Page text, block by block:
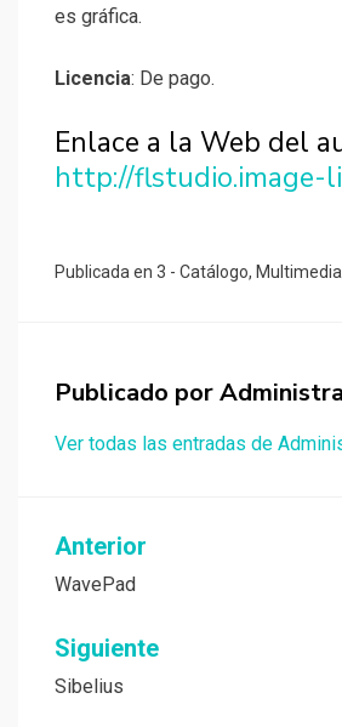
es gráfica.
Licencia: De pago.
Enlace a la Web del
http://flstudio.image-
Publicada en 3 - Catálogo, Multimedia
Publicado por
Ver todas las entradas de
Navegación
de
entradas
Anterior
WavePad
Siguiente
Sibelius